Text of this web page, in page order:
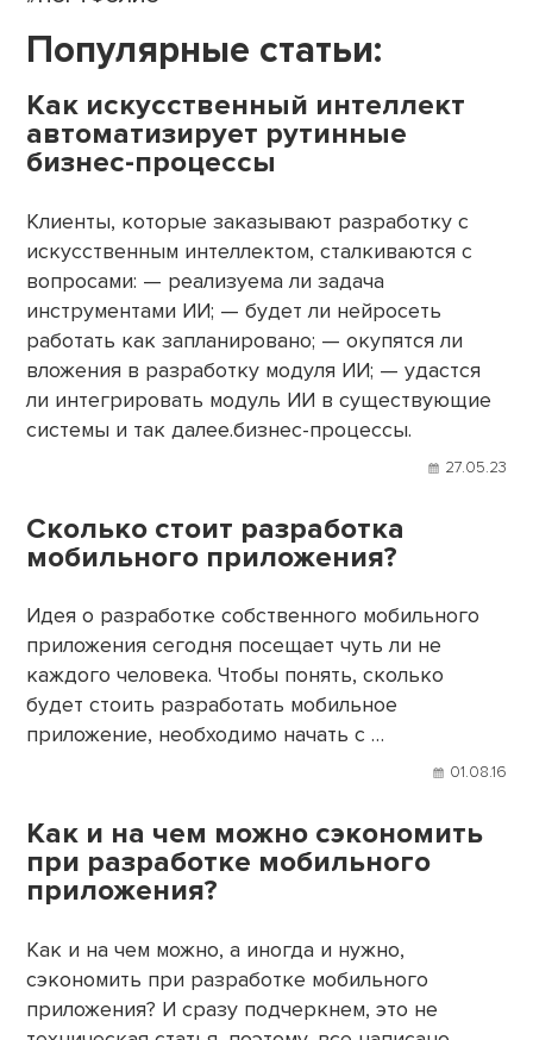
Популярные статьи:
Как искусственный интеллект
автоматизирует рутинные
бизнес-процессы
Клиенты, которые заказывают разработку с
искусственным интеллектом, сталкиваются с
вопросами: — реализуема ли задача
инструментами ИИ; — будет ли нейросеть
работать как запланировано; — окупятся ли
вложения в разработку модуля ИИ; — удастся
ли интегрировать модуль ИИ в существующие
системы и так далее.бизнес-процессы.
27.05.23
Сколько стоит разработка
мобильного приложения?
Идея о разработке собственного мобильного
приложения сегодня посещает чуть ли не
каждого человека. Чтобы понять, сколько
будет стоить разработать мобильное
приложение, необходимо начать с …
01.08.16
Как и на чем можно сэкономить
при разработке мобильного
приложения?
Как и на чем можно, а иногда и нужно,
сэкономить при разработке мобильного
приложения? И сразу подчеркнем, это не